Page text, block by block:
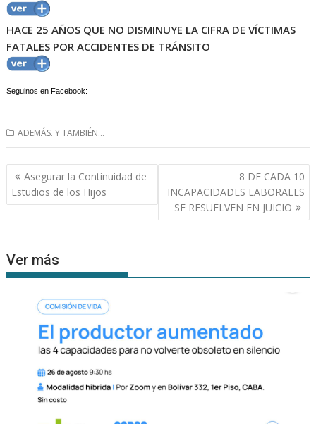
HACE 25 AÑOS QUE NO DISMINUYE LA CIFRA DE VÍCTIMAS
FATALES POR ACCIDENTES DE TRÁNSITO
Seguinos en Facebook:
ADEMÁS. Y TAMBIÉN...
Navegación
de
entradas
Asegurar la Continuidad de
Estudios de los Hijos
8 DE CADA 10
INCAPACIDADES LABORALES
SE RESUELVEN EN JUICIO
Ver más